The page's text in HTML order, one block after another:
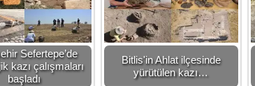
Sefertepe’de
kazı çalışmaları
başladı
Bitlis'in Ahlat ilçesinde
yürütülen kazı…